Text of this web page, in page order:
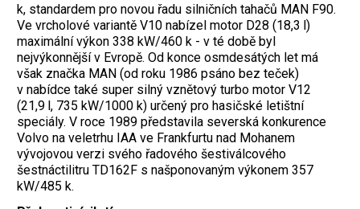
k, standardem pro novou řadu silničních tahačů MAN F90.
Ve vrcholové variantě V10 nabízel motor D28 (18,3 l)
maximální výkon 338 kW/460 k - v té době byl
nejvýkonnější v Evropě. Od konce osmdesátých let má
však značka MAN (od roku 1986 psáno bez teček)
v nabídce také super silný vznětový turbo motor V12
(21,9 l, 735 kW/1000 k) určený pro hasičské letištní
speciály. V roce 1989 představila severská konkurence
Volvo na veletrhu IAA ve Frankfurtu nad Mohanem
vývojovou verzi svého řadového šestiválcového
šestnáctilitru TD162F s našponovaným výkonem 357
kW/485 k.